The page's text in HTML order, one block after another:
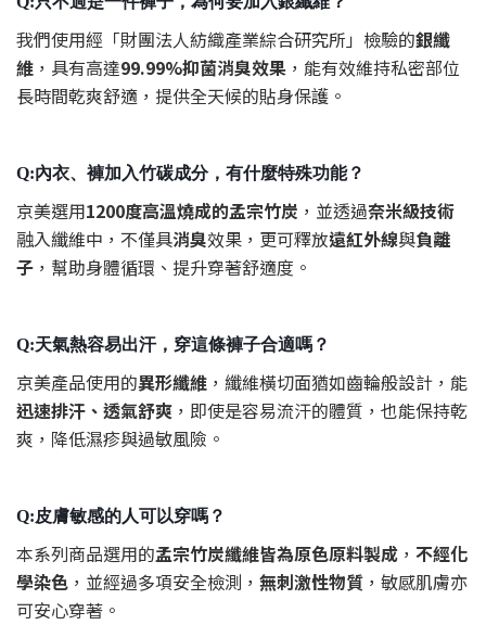
我們使用經「財團法人紡織產業綜合研究所」檢驗的銀纖
維 ，具有高達99.99%抑菌消臭效果 ，能有效維持私密部位
長時間乾爽舒適，提供全天候的貼身保護。
Q:內衣、褲加入竹碳成分，有什麼特殊功能？
京美選用1200度高溫燒成的孟宗竹炭 ，並透過奈米級技術
融入纖維中，不僅具消臭效果，更可釋放遠紅外線與負離
子 ，幫助身體循環、提升穿著舒適度。
Q:天氣熱容易出汗，穿這條褲子合適嗎？
京美產品使用的異形纖維 ，纖維橫切面猶如齒輪般設計，能
迅速排汗、透氣舒爽 ，即使是容易流汗的體質，也能保持乾
爽，降低濕疹與過敏風險。
Q:皮膚敏感的人可以穿嗎？
本系列商品選用的孟宗竹炭纖維皆為原色原料製成 ， 不經化
學染色 ，並經過多項安全檢測， 無刺激性物質 ，敏感肌膚亦
可安心穿著。